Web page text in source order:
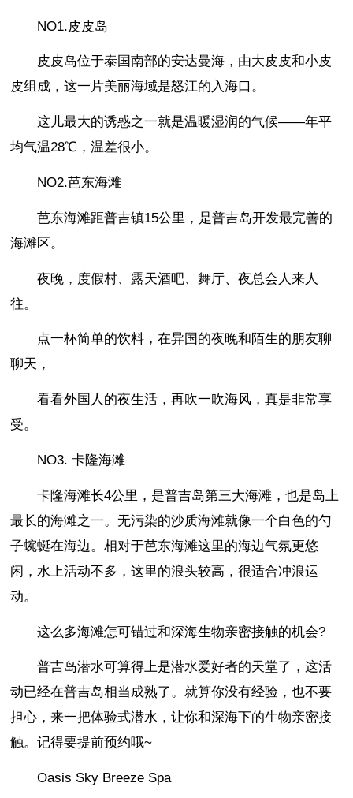
NO1.皮皮岛
皮皮岛位于泰国南部的安达曼海，由大皮皮和小皮
皮组成，这一片美丽海域是怒江的入海口。
这儿最大的诱惑之一就是温暖湿润的气候——年平
均气温28℃，温差很小。
NO2.芭东海滩
芭东海滩距普吉镇15公里，是普吉岛开发最完善的
海滩区。
夜晚，度假村、露天酒吧、舞厅、夜总会人来人
往。
点一杯简单的饮料，在异国的夜晚和陌生的朋友聊
聊天，
看看外国人的夜生活，再吹一吹海风，真是非常享
受。
NO3. 卡隆海滩
卡隆海滩长4公里，是普吉岛第三大海滩，也是岛上
最长的海滩之一。无污染的沙质海滩就像一个白色的勺
子蜿蜒在海边。相对于芭东海滩这里的海边气氛更悠
闲，水上活动不多，这里的浪头较高，很适合冲浪运
动。
这么多海滩怎可错过和深海生物亲密接触的机会?
普吉岛潜水可算得上是潜水爱好者的天堂了，这活
动已经在普吉岛相当成熟了。就算你没有经验，也不要
担心，来一把体验式潜水，让你和深海下的生物亲密接
触。记得要提前预约哦~
Oasis Sky Breeze Spa